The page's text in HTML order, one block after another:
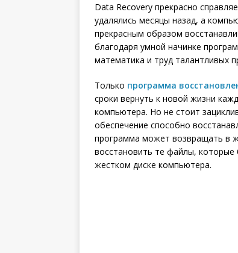
Data Recovery прекрасно
удалялись месяцы назад, а
прекрасным образом
благодаря умной начинке
математика и труд талантливых
Только программа
сроки вернуть к новой жизни
компьютера. Но не стоит
обеспечение способно
программа может возвращать в
восстановить те файлы,
жестком диске компьютера.